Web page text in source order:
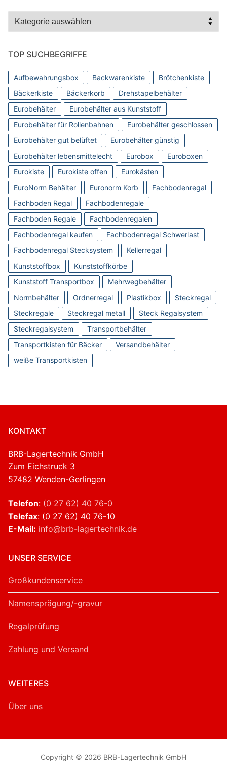
Kategorien
TOP SUCHBEGRIFFE
Aufbewahrungsbox Backwarenkiste
Brötchenkiste
Bäckerkiste
Bäckerkorb
Drehstapelbehälter
Eurobehälter
Eurobehälter aus Kunststoff
Eurobehälter für Rollenbahnen
Eurobehälter geschlossen
Eurobehälter gut belüftet
Eurobehälter günstig
Eurobehälter lebensmittelecht
Eurobox
Euroboxen
Eurokiste
Eurokiste offen
Eurokästen
EuroNorm Behälter
Euronorm Korb
Fachbodenregal
Fachboden Regal
Fachbodenregale
Fachboden Regale
Fachbodenregalen
Fachbodenregal kaufen
Fachbodenregal Schwerlast
Fachbodenregal Stecksystem
Kellerregal
Kunststoffbox
Kunststoffkörbe
Kunststoff Transportbox
Mehrwegbehälter
Normbehälter
Ordnerregal Plastikbox
Steckregal
Steckregale
Steckregal metall
Steck Regalsystem
Steckregalsystem
Transportbehälter
Transportkisten für Bäcker
Versandbehälter
weiße Transportkisten
KONTAKT
BRB-Lagertechnik GmbH
Zum Eichstruck 3
57482 Wenden-Gerlingen
Telefon: (0 27 62) 40 76-0
Telefax: (0 27 62) 40 76-10
E-Mail: info@brb-lagertechnik.de
UNSER SERVICE
Großkundenservice
Namensprägung/-gravur
Regalprüfung
Zahlung und Versand
WEITERES
Über uns
Copyright © 2026 BRB-Lagertechnik GmbH